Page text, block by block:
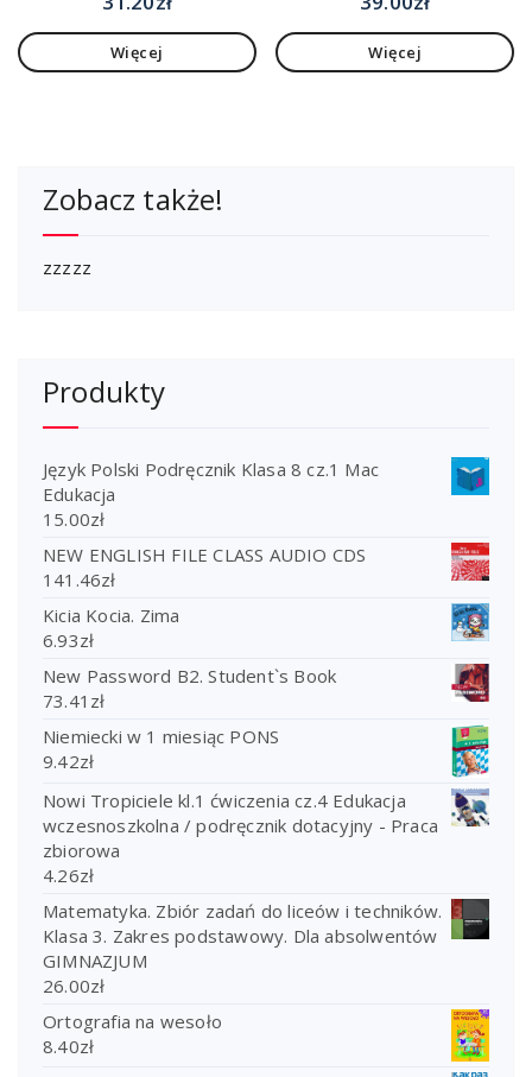
Więcej Więcej
Zobacz także!
zzzzz
Produkty
Język Polski Podręcznik Klasa 8 cz.1 Mac
Edukacja
15.00zł
NEW ENGLISH FILE CLASS AUDIO CDS
141.46zł
Kicia Kocia. Zima
6.93zł
New Password B2. Student`s Book
73.41 zł
Niemiecki w 1 miesiąc PONS
9.42zł
Nowi Tropiciele kl.1 ćwiczenia cz.4 Edukacja
wczesnoszkolna / podręcznik dotacyjny - Praca
zbiorowa
4.26zł
Matematyka. Zbiór zadań do liceów i techników.
Klasa 3. Zakres podstawowy. Dla absolwentów
GIMNAZJUM
26.00zł
Ortografia na wesoło
8.40zł